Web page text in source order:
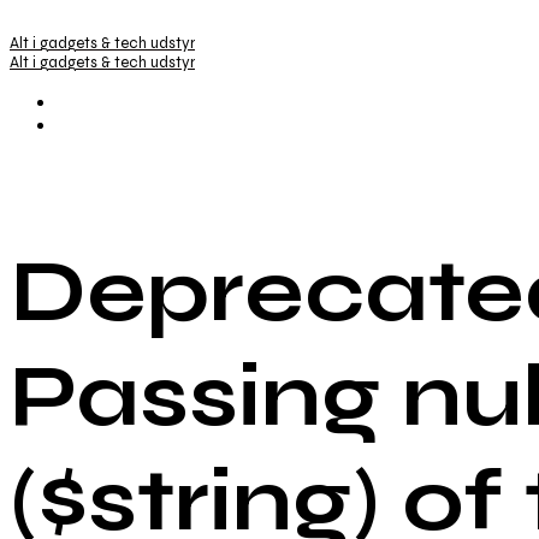
Alt i gadgets & tech udstyr
Alt i gadgets & tech udstyr
Passing
($string)